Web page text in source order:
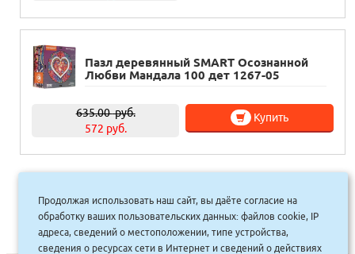
Пазл деревянный SMART Осознанной
Любви Мандала 100 дет 1267-05
635.00руб.
572 руб.
Купить
36
37 »
Продолжая использовать наш сайт, вы даёте согласие на
обработку ваших пользовательских данных: файлов cookie, IP
адреса, сведений о местоположении, типе устройства,
сведения о ресурсах сети в Интернет и сведений о действиях